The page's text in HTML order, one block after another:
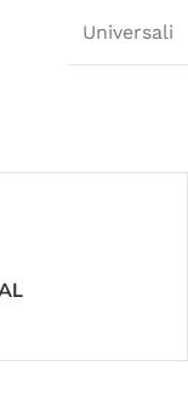
Universali